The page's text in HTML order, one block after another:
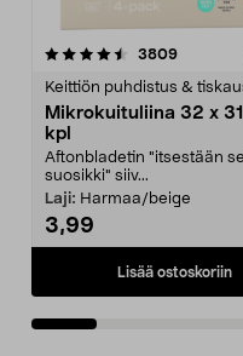
3809arvostelut
Keittiön puhdistus &
Mikrokuituliina 32 x
kpl
Aftonbladetin "itsestään
suosikki" siiv...
Laji: Harmaa/beige
3,99
Lisää ostoskoriin
4.5viidestä